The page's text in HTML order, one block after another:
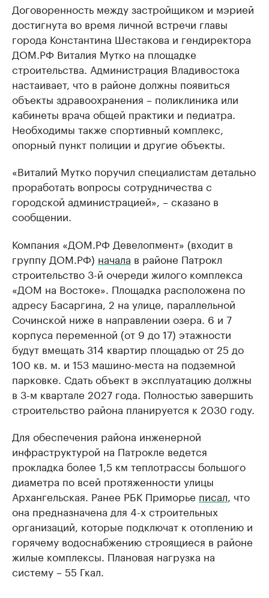
Договоренность между застройщиком и мэрией
достигнута во время личной встречи главы
города Константина Шестакова и гендиректора
ДОМ.РФ Виталия Мутко на площадке
строительства. Администрация Владивостока
настаивает, что в районе должны появиться
объекты здравоохранения – поликлиника или
кабинеты врача общей практики и педиатра.
Необходимы также спортивный комплекс,
опорный пункт полиции и другие объекты.
«Виталий Мутко поручил специалистам детально
проработать вопросы сотрудничества с
городской администрацией», – сказано в
сообщении.
Компания «ДОМ.РФ Девелопмент» (входит в
группу ДОМ.РФ) начала в районе Патрокл
строительство 3-й очереди жилого комплекса
«ДОМ на Востоке». Площадка расположена по
адресу Басаргина, 2 на улице, параллельной
Сочинской ниже в направлении озера. 6 и 7
корпуса переменной (от 9 до 17) этажности
будут вмещать 314 квартир площадью от 25 до
100 кв. м. и 153 машино-места на подземной
парковке. Сдать объект в эксплуатацию должны
в 3-м квартале 2027 года. Полностью завершить
строительство района планируется к 2030 году.
Для обеспечения района инженерной
инфраструктурой на Патрокле ведется
прокладка более 1,5 км теплотрассы большого
диаметра по всей протяженности улицы
Архангельская. Ранее РБК Приморье писал , что
она предназначена для 4-х строительных
организаций, которые подключат к отоплению и
горячему водоснабжению строящиеся в районе
жилые комплексы. Плановая нагрузка на
систему – 55 Гкал.